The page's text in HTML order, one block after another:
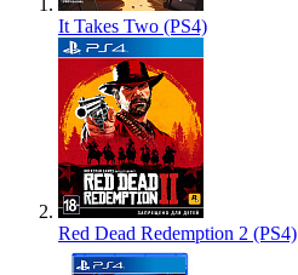
It Takes Two (PS4)
Red Dead Redemption 2 (PS4)